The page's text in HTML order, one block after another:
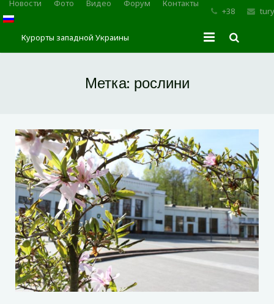
Новости Фото Видео Форум Контакты
+38
Курорты западной Украины
Моршин
Карпаты
Метка: рослини